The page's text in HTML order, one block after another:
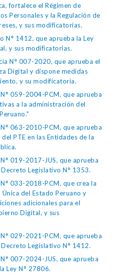
fortalece el Régimen de
Personales y la Regulación de
y sus modificatorias.
N° 1412, que aprueba la Ley
y sus modificatorias.
N° 007-2020, que aprueba el
Digital y dispone medidas
y su modificatoria.
059-2004-PCM, que aprueba
a la administración del
063-2010-PCM, que aprueba
PTE en las Entidades de la
019-2017-JUS, que aprueba
Legislativo N° 1353.
033-2018-PCM, que crea la
del Estado Peruano y
adicionales para el
Digital, y sus
029-2021-PCM, que aprueba
Legislativo N° 1412.
007-2024-JUS, que aprueba
Ley N° 27806.